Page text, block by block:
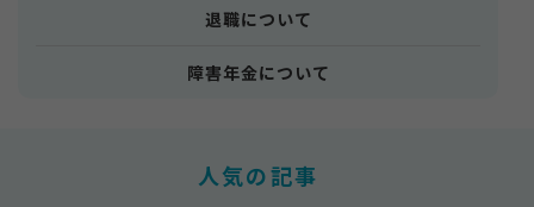
退職について
障害年金について
人気の記事